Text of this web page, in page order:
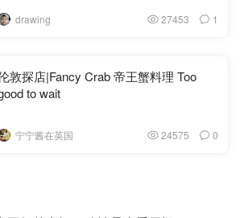
drawing 27453 1
敦探店|Fancy Crab 帝王蟹料理 Too
to wait
宁宁酱在英国 24575 0